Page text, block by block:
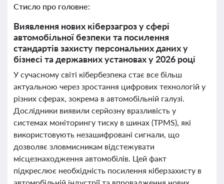
Стисло про головне:
Виявлення нових кіберзагроз у сфері
автомобільної безпеки та посилення
стандартів захисту персональних даних у
бізнесі та державних установах у 2026 році
У сучасному світі кібербезпека стає все більш
актуальною через зростання цифрових технологій у
різних сферах, зокрема в автомобільній галузі.
Дослідники виявили серйозну вразливість у
системах моніторингу тиску в шинах (TPMS), які
використовують незашифровані сигнали, що
дозволяє зловмисникам відстежувати
місцезнаходження автомобілів. Цей факт
підкреслює необхідність посилення кіберзахисту в